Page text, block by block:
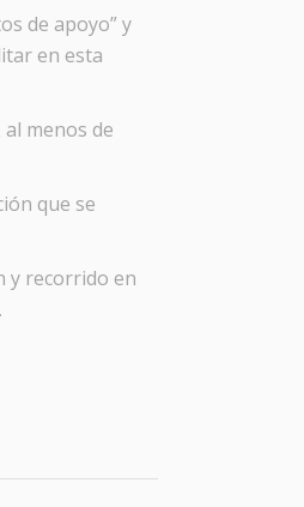
de apoyo” y
en esta
menos de
que se
y recorrido en